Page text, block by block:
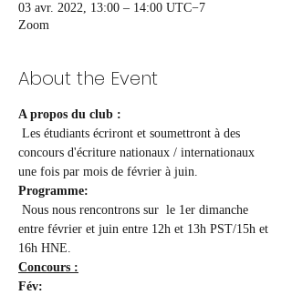
03 avr. 2022, 13:00 – 14:00 UTC−7
Zoom
About the Event
A propos du club :
concours d'écriture nationaux / internationaux
une fois par mois de février à juin.
Programme:
entre février et juin entre 12h et 13h PST/15h et
16h HNE.
Concours :
Fév: